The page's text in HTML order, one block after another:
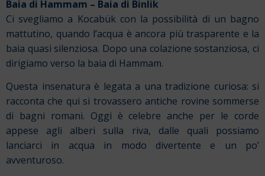
Baia di Hammam – Baia di Binlik
Ci svegliamo a Kocabük con la possibilità di un bagno
mattutino, quando l’acqua è ancora più trasparente e la
baia quasi silenziosa. Dopo una colazione sostanziosa, ci
dirigiamo verso la baia di Hammam.
Questa insenatura è legata a una tradizione curiosa: si
racconta che qui si trovassero antiche rovine sommerse
di bagni romani. Oggi è celebre anche per le corde
appese agli alberi sulla riva, dalle quali possiamo
lanciarci in acqua in modo divertente e un po’
avventuroso.